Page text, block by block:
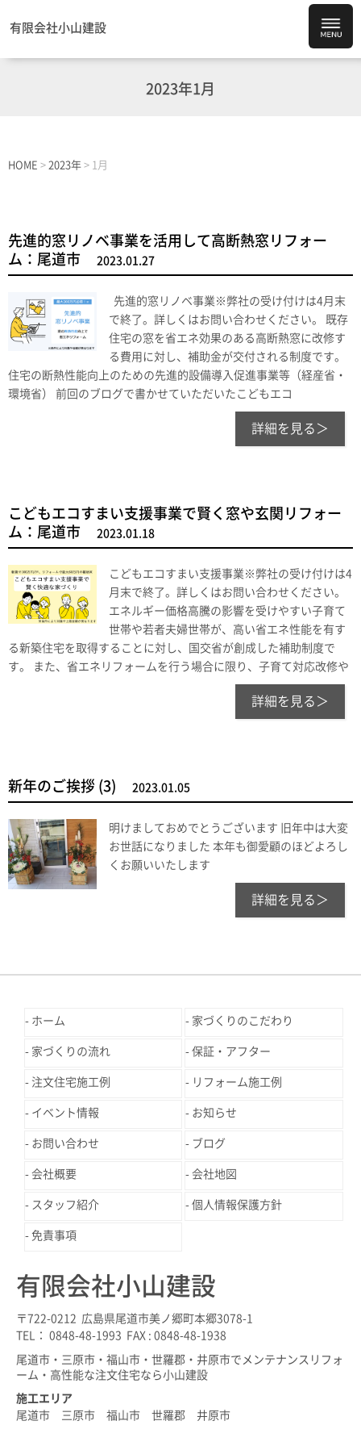
有限会社小山建設
2023年1月
HOME > 2023年 > 1月
先進的窓リノベ事業を活用して高断熱窓リフォー
ム：尾道市
2023.01.27
先進的窓リノベ事業※弊社の受け付けは4月末
で終了。詳しくはお問い合わせください。 既存
住宅の窓を省エネ効果のある高断熱窓に改修す
る費用に対し、補助金が交付される制度です。
住宅の断熱性能向上のための先進的設備導入促進事業等（経産省・
環境省） 前回のブログで書かせていただいたこどもエコ
詳細を見る＞
こどもエコすまい支援事業で賢く窓や玄関リフォー
ム：尾道市
2023.01.18
こどもエコすまい支援事業※弊社の受け付けは4
月末で終了。詳しくはお問い合わせください。
エネルギー価格高騰の影響を受けやすい子育て
世帯や若者夫婦世帯が、高い省エネ性能を有す
る新築住宅を取得することに対し、国交省が創成した補助制度で
す。 また、省エネリフォームを行う場合に限り、子育て対応改修や
詳細を見る＞
新年のご挨拶 (3) 2023.01.05
明けましておめでとうございます 旧年中は大変
お世話になりました 本年も御愛顧のほどよろし
くお願いいたします
詳細を見る＞
ホーム 家づくりのこだわり
家づくりの流れ 保証・アフター
注文住宅施工例 リフォーム施工例
イベント情報 お知らせ
お問い合わせ ブログ
会社概要 会社地図
スタッフ紹介 個人情報保護方針
免責事項
有限会社小山建設
〒722-0212 広島県尾道市美ノ郷町本郷3078-1
TEL： 0848-48-1993 FAX : 0848-48-1938
尾道市・三原市・福山市・世羅郡・井原市でメンテナンスリフォ
ーム・高性能な注文住宅なら小山建設
施工エリア
尾道市 三原市 福山市 世羅郡 井原市